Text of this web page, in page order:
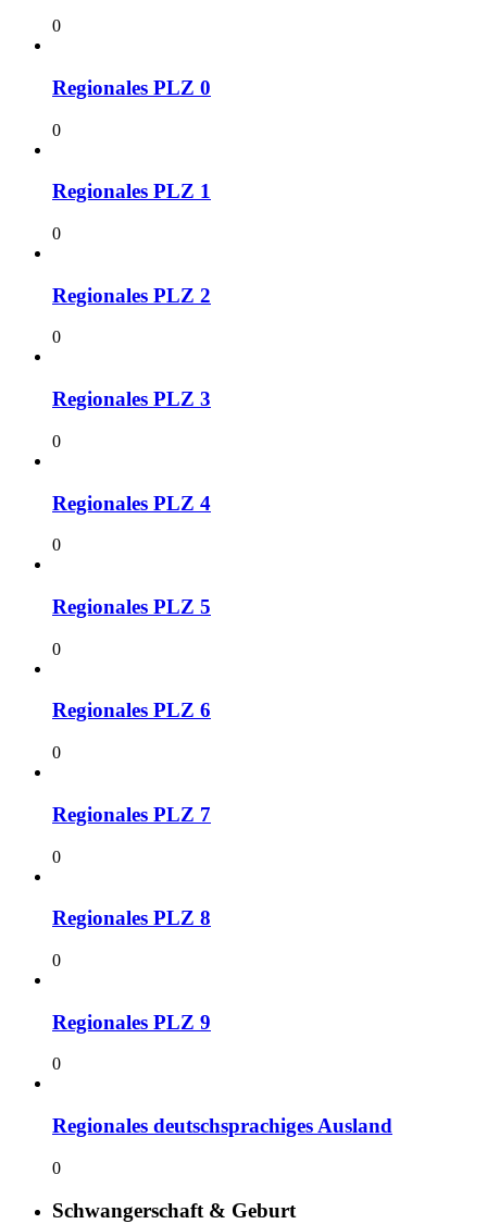
0
Regionales PLZ 0
0
Regionales PLZ 1
0
Regionales PLZ 2
0
Regionales PLZ 3
0
Regionales PLZ 4
0
Regionales PLZ 5
0
Regionales PLZ 6
0
Regionales PLZ 7
0
Regionales PLZ 8
0
Regionales PLZ 9
0
Regionales deutschsprachiges Ausland
0
Schwangerschaft & Geburt